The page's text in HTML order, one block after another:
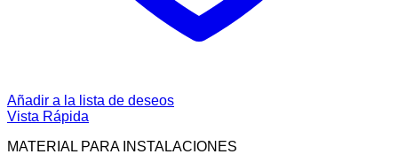
Añadir a la lista de deseos
Vista Rápida
MATERIAL PARA INSTALACIONES